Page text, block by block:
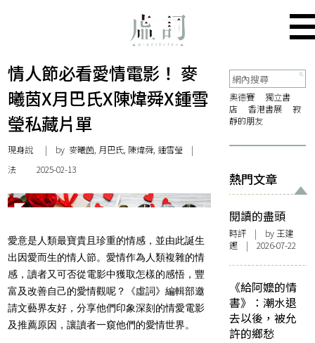
情人節必看愛情電影！ 麥
曦茵X月巴氏X陳煒舜X鍾雪
瑩私藏片單
現身說
法
| by 麥曦茵, 月巴氏, 陳煒舜, 鍾雪瑩 |
2025-02-13
愛意是人類最寶貴且珍重的情感，並由此誕生
出因愛而生的情人節。愛情作為人類複雜的情
感，讀者又可否從電影中獲取怎樣的感悟，豐
富及改善自己的愛情觀呢？《虛詞》編輯部邀
請文藝界友好，分享他們印象深刻的情愛電影
及推薦原因，讓讀者一窺他們的愛情世界。
奧德賽
獨立書
店
香港書展
寂
靜的朋友
熱門文章
閱讀的盡頭
時評 | by 王建
鏗 | 2026-07-22
《給阿嬤的情
書》：潮水退
去以後，被允
許的鄉愁